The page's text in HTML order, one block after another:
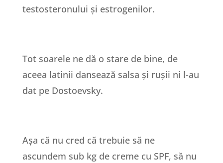
testosteronului și estrogenilor.
Tot soarele ne dă o stare de bine, de
aceea latinii dansează salsa și rușii ni l-au
dat pe Dostoevsky.
Așa că nu cred că trebuie să ne
ascundem sub kg de creme cu SPF, să nu